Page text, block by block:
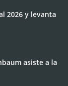
2026 y levanta
asiste a la